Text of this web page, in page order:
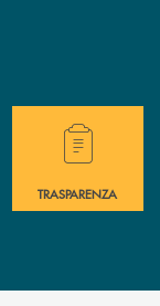
immediata?
Hai bisogno di
TRASPARENZA